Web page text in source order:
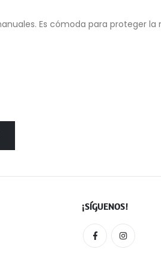
Es cómoda para proteger la
¡SÍGUENOS!